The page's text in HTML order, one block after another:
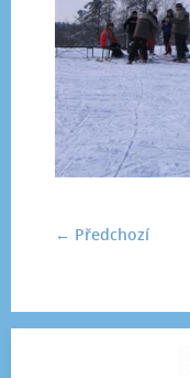
← Předchozí